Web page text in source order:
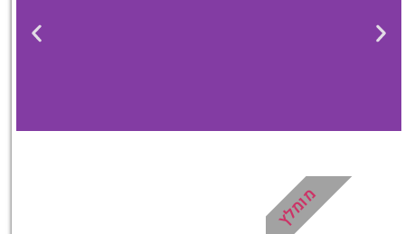
מציאת מלון
מומלץ?
מומלץ